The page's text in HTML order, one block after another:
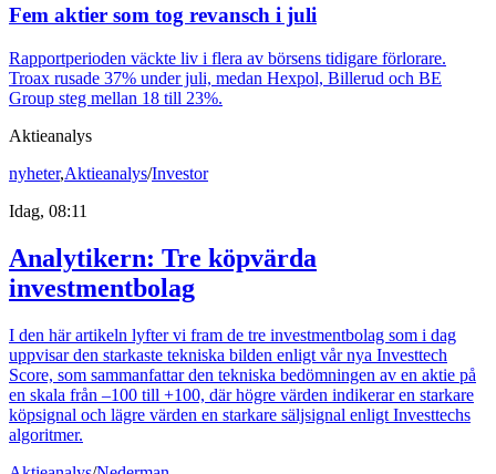
Fem aktier som tog revansch i juli
Rapportperioden väckte liv i flera av börsens tidigare förlorare.
Troax rusade 37% under juli, medan Hexpol, Billerud och BE
Group steg mellan 18 till 23%.
Aktieanalys
nyheter,Aktieanalys/Investor
Idag, 08:11
Analytikern: Tre köpvärda
investmentbolag
I den här artikeln lyfter vi fram de tre investmentbolag som i dag
uppvisar den starkaste tekniska bilden enligt vår nya Investtech
Score, som sammanfattar den tekniska bedömningen av en aktie på
en skala från –100 till +100, där högre värden indikerar en starkare
köpsignal och lägre värden en starkare säljsignal enligt Investtechs
algoritmer.